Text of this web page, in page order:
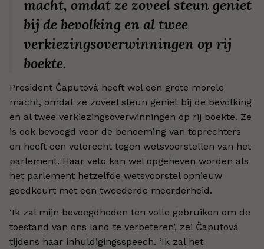
macht, omdat ze zoveel steun geniet
bij de bevolking en al twee
verkiezingsoverwinningen op rij
boekte.
President Čaputová heeft wel een grote morele
macht, omdat ze zoveel steun geniet bij de bevolking
en al twee verkiezingsoverwinningen op rij boekte. Ze
is ook bevoegd voor de benoeming van toprechters
en heeft een vetorecht tegen wetsvoorstellen van het
parlement. Haar veto kan wel opgeheven worden als
het parlement hetzelfde wetsvoorstel opnieuw
goedkeurt met een tweederde meerderheid.
‘Ik zal mijn bevoegdheden ten volle gebruiken om de
toestand van ons land te verbeteren’, zei Čaputová
tijdens haar inhuldigingsspeech. ‘Ik zal het